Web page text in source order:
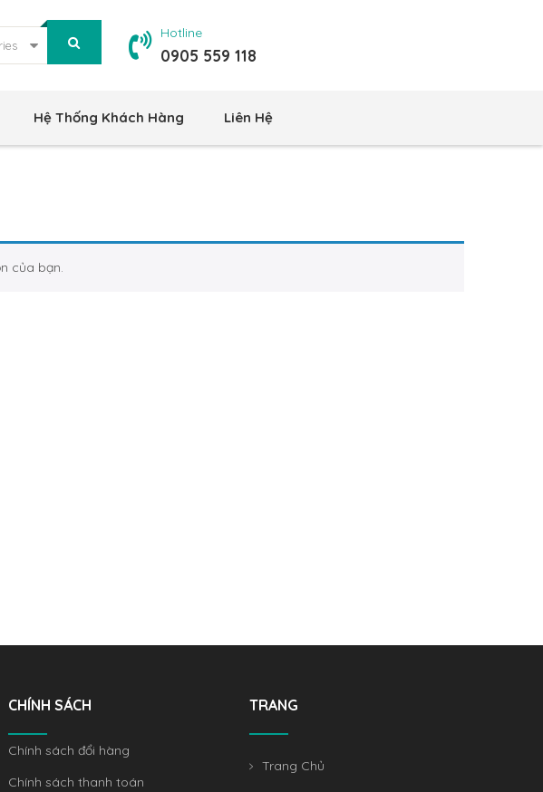
Hotline
0905 559 118
Hệ Thống Khách Hàng Liên Hệ
của bạn.
CHÍNH SÁCH
Chính sách đổi hàng
Chính sách thanh toán
TRANG
Trang Chủ